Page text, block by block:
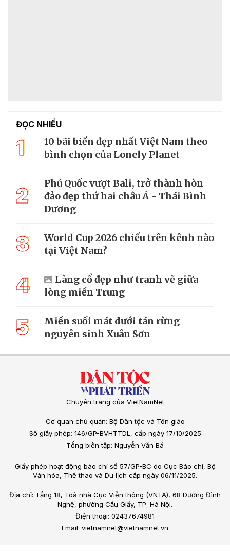
ĐỌC NHIỀU
1
10 bãi biển đẹp nhất Việt Nam theo
bình chọn của Lonely Planet
2
Phú Quốc vượt Bali, trở thành hòn
đảo đẹp thứ hai châu Á - Thái Bình
Dương
3
World Cup 2026 chiếu trên kênh nào
tại Việt Nam?
4
Làng cổ đẹp như tranh vẽ giữa
lòng miền Trung
5
Miền suối mát dưới tán rừng
nguyên sinh Xuân Sơn
Chuyên trang của VietNamNet
Cơ quan chủ quản: Bộ Dân tộc và Tôn giáo
Số giấy phép: 146/GP-BVHTTDL, cấp ngày 17/10/2025
Tổng biên tập: Nguyễn Văn Bá
Giấy phép hoạt động báo chí số 57/GP-BC do Cục Báo chí, Bộ
Văn hóa, Thể thao và Du lịch cấp ngày 06/11/2025.
Địa chỉ: Tầng 18, Toà nhà Cục Viễn thông (VNTA), 68 Dương Đình
Nghệ, phường Cầu Giấy, TP. Hà Nội.
Điện thoại: 02437674981
Email: vietnamnet@vietnamnet.vn